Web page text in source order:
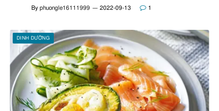
By phuongle16111999 2022-09-13 1
DINH DƯỠNG